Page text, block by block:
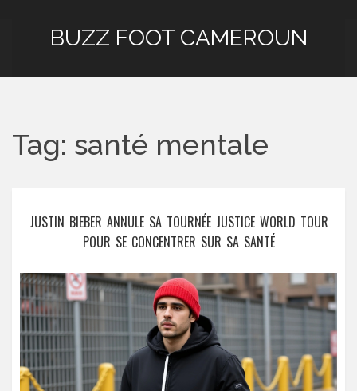
BUZZ FOOT CAMEROUN
Tag: santé mentale
JUSTIN BIEBER ANNULE SA TOURNÉE JUSTICE WORLD TOUR
POUR SE CONCENTRER SUR SA SANTÉ